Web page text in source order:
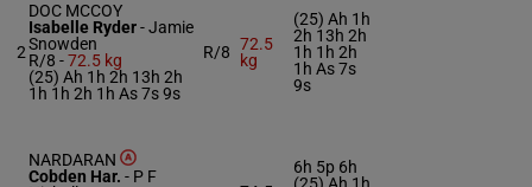
2
DOC MCCOY
Isabelle Ryder-Jamie
Snowden
R/8 -72.5 kg
(25) Ah 1h 2h 13h 2h
1h 1h 2h 1h As 7s 9s
R/8 72.5
kg
(25) Ah 1h
2h 13h 2h
1h 1h 2h
1h As 7s
9s
NARDARAN
Cobden Har. - P F
6h 5p 6h